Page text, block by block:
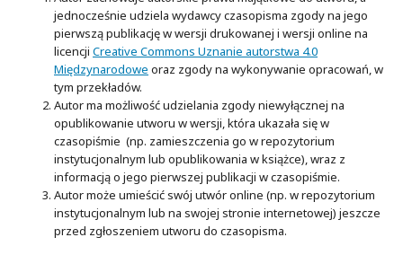
jednocześnie udziela wydawcy czasopisma zgody na jego
pierwszą publikację w wersji drukowanej i wersji online na
licencji Creative Commons Uznanie autorstwa 4.0
Międzynarodowe oraz zgody na wykonywanie opracowań, w
tym przekładów.
Autor ma możliwość udzielania zgody niewyłącznej na
opublikowanie utworu w wersji, która ukazała się w
czasopiśmie (np. zamieszczenia go w repozytorium
instytucjonalnym lub opublikowania w książce), wraz z
informacją o jego pierwszej publikacji w czasopiśmie.
Autor może umieścić swój utwór online (np. w repozytorium
instytucjonalnym lub na swojej stronie internetowej) jeszcze
przed zgłoszeniem utworu do czasopisma.